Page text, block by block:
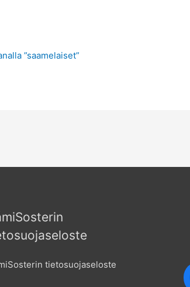
”saamelaiset”
tietosuojaseloste